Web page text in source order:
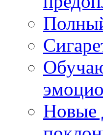
Новые